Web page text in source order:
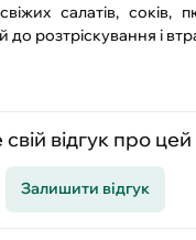
салатів,
розтріскування і
відгук про
Залишити відгук